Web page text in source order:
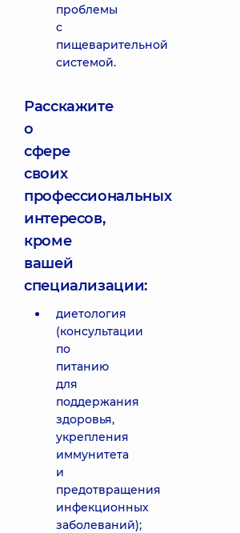
проблемы
с
пищеварительной
системой.
Расскажите
о
сфере
своих
профессиональных
интересов,
кроме
вашей
специализации:
диетология
(консультации
по
питанию
для
поддержания
здоровья,
укрепления
иммунитета
и
предотвращения
инфекционных
заболеваний);